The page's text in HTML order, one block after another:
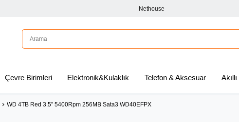
Nethouse
Çevre Birimleri Elektronik&Kulaklık Telefon & Aksesuar
WD 4TB Red 3.5'' 5400Rpm 256MB Sata3 WD40EFPX